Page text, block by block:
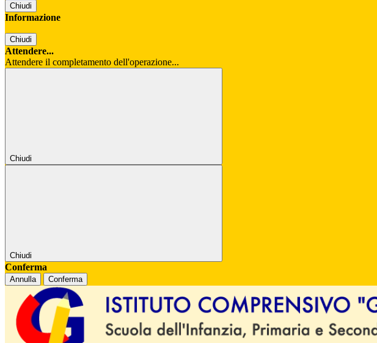
Chiudi
Informazione
Chiudi
Attendere...
Attendere il completamento dell'operazione...
Chiudi
Chiudi
Conferma
Annulla Conferma